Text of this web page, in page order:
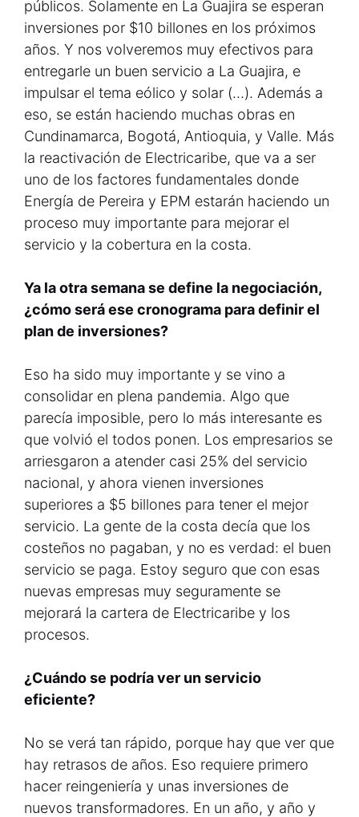
públicos. Solamente en La Guajira se esperan
inversiones por $10 billones en los próximos
años. Y nos volveremos muy efectivos para
entregarle un buen servicio a La Guajira, e
impulsar el tema eólico y solar (…). Además a
eso, se están haciendo muchas obras en
Cundinamarca, Bogotá, Antioquia, y Valle. Más
la reactivación de Electricaribe, que va a ser
uno de los factores fundamentales donde
Energía de Pereira y EPM estarán haciendo un
proceso muy importante para mejorar el
servicio y la cobertura en la costa.
Ya la otra semana se define la negociación,
¿cómo será ese cronograma para definir el
plan de inversiones?
Eso ha sido muy importante y se vino a
consolidar en plena pandemia. Algo que
parecía imposible, pero lo más interesante es
que volvió el todos ponen. Los empresarios se
arriesgaron a atender casi 25% del servicio
nacional, y ahora vienen inversiones
superiores a $5 billones para tener el mejor
servicio. La gente de la costa decía que los
costeños no pagaban, y no es verdad: el buen
servicio se paga. Estoy seguro que con esas
nuevas empresas muy seguramente se
mejorará la cartera de Electricaribe y los
procesos.
¿Cuándo se podría ver un servicio
eficiente?
No se verá tan rápido, porque hay que ver que
hay retrasos de años. Eso requiere primero
hacer reingeniería y unas inversiones de
nuevos transformadores. En un año, y año y